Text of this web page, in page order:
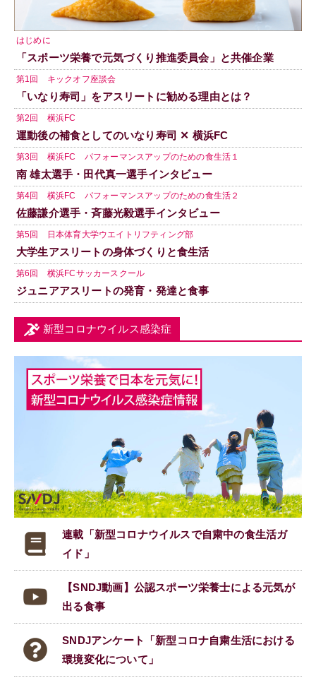
はじめに
「スポーツ栄養で元気づくり推進委員会」と共催企業
第1回 キックオフ座談会
「いなり寿司」をアスリートに勧める理由とは？
第2回 横浜FC
運動後の補食としてのいなり寿司 ✕ 横浜FC
第3回 横浜FC パフォーマンスアップのための食生活１
南 雄太選手・田代真一選手インタビュー
第4回 横浜FC パフォーマンスアップのための食生活２
佐藤謙介選手・斉藤光毅選手インタビュー
第5回 日本体育大学ウエイトリフティング部
大学生アスリートの身体づくりと食生活
第6回 横浜FCサッカースクール
ジュニアアスリートの発育・発達と食事
新型コロナウイルス感染症
連載「新型コロナウイルスで自粛中の食生活ガ
イド」
【SNDJ動画】公認スポーツ栄養士による元気が
出る食事
SNDJアンケート「新型コロナ自粛生活における
環境変化について」